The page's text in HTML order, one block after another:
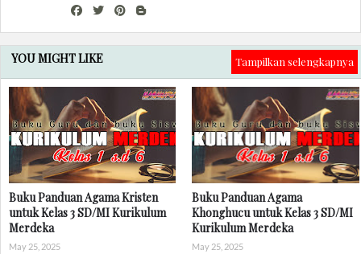
YOU MIGHT LIKE Tampilkan selengkapnya
Buku Panduan Agama Kristen
untuk Kelas 3 SD/MI Kurikulum
Merdeka
May 25, 2025
Buku Panduan Agama
Khonghucu untuk Kelas 3 SD/MI
Kurikulum Merdeka
May 25, 2025